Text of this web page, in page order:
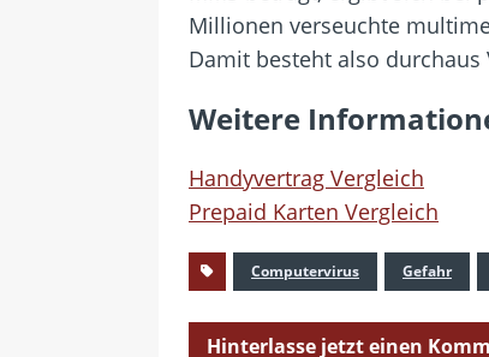
Millionen verseuchte
Damit besteht also durchaus
Weitere
Handyvertrag Vergleich
Prepaid Karten Vergleich
Computervirus Gefahr
Hinterlasse jetzt einen